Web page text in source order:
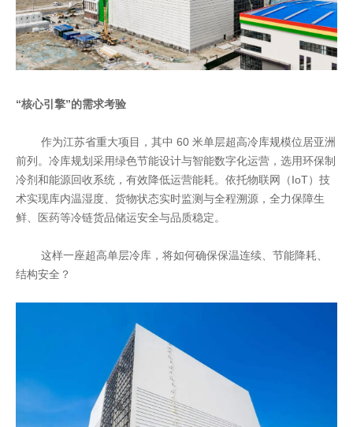
“核心引擎”的需求考验
作为江苏省重大项目，其中 60 米单层超高冷库规模位居亚洲
前列。冷库规划采用绿色节能设计与智能数字化运营，选用环保制
冷剂和能源回收系统，有效降低运营能耗。依托物联网（IoT）技
术实现库内温湿度、货物状态实时监测与全程溯源，全力保障生
鲜、医药等冷链货品储运安全与品质稳定。
这样一座超高单层冷库，将如何确保保温连续、节能降耗、
结构安全？